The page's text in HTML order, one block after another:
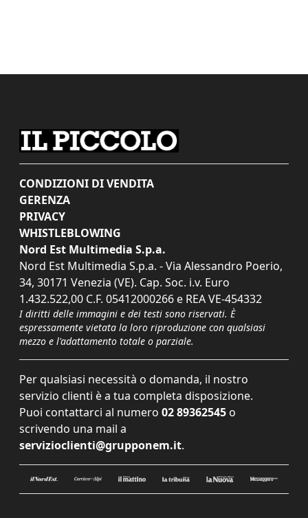
CONDIZIONI DI VENDITA
GERENZA
PRIVACY
WHISTLEBLOWING
Nord Est Multimedia S.p.a.
Nord Est Multimedia S.p.a. - Via Alessandro Poerio,
34, 30171 Venezia (VE). Cap. Soc. i.v. Euro
1.432.522,00 C.F. 05412000266 e REA VE-454332
I diritti delle immagini e dei testi sono riservati. È
espressamente vietata la loro riproduzione con qualsiasi
mezzo e l'adattamento totale o parziale.
Per qualsiasi necessità o domanda, il nostro
servizio clienti è a tua completa disposizione.
Puoi contattarci al numero 02 89362545 o
scrivendo una mail a
servizioclienti@grupponem.it.